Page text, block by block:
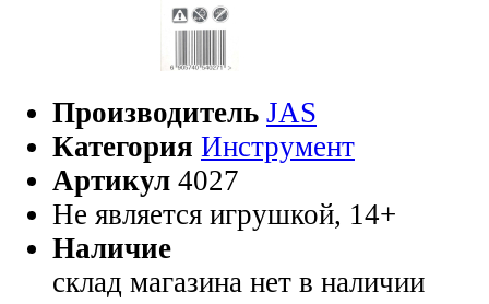
Производитель JAS
Категория Инструмент
Артикул 4027
Не является игрушкой, 14+
Наличие
склад магазина нет в наличии